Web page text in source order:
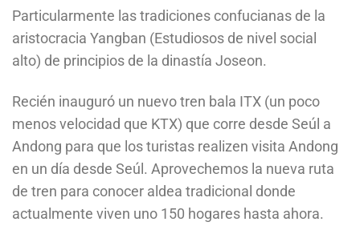
Particularmente las tradiciones confucianas de la
aristocracia Yangban (Estudiosos de nivel social
alto) de principios de la dinastía Joseon.
Recién inauguró un nuevo tren bala ITX (un poco
menos velocidad que KTX) que corre desde Seúl a
Andong para que los turistas realizen visita Andong
en un día desde Seúl. Aprovechemos la nueva ruta
de tren para conocer aldea tradicional donde
actualmente viven uno 150 hogares hasta ahora.